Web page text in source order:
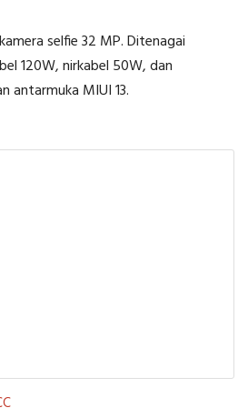
selfie 32 MP. Ditenagai
120W, nirkabel 50W, dan
antarmuka MIUI 13.